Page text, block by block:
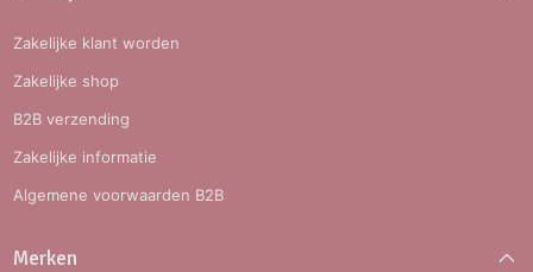
Zakelijke klant worden
Zakelijke shop
B2B verzending
Zakelijke informatie
Algemene voorwaarden B2B
Merken